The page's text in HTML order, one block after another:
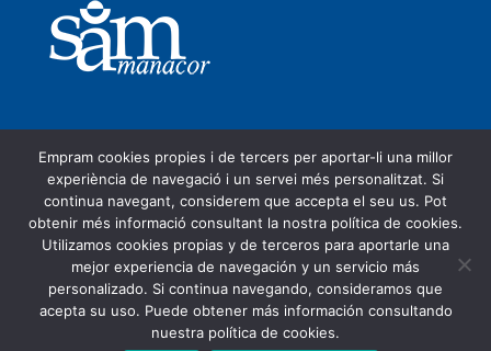
Compañía
Sede electrónica
Trámites en linea
FACe
Servicio de aguas
ORA y aparcamientos
Perfil del contratante
Protección de datos
Contacto
Empram cookies propies i de tercers per aportar-li una millor
experiència de navegació i un servei més personalitzat. Si
continua navegant, considerem que accepta el seu us. Pot
obtenir més informació consultant la nostra política de cookies.
Utilizamos cookies propias y de terceros para aportarle una
mejor experiencia de navegación y un servicio más
personalizado. Si continua navegando, consideramos que
acepta su uso. Puede obtener más información consultando
nuestra política de cookies.